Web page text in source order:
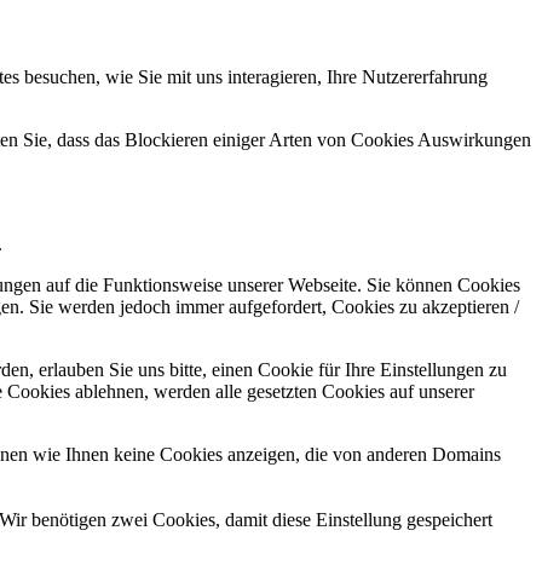
besuchen, wie Sie mit uns interagieren, Ihre Nutzererfahrung
Sie, dass das Blockieren einiger Arten von Cookies Auswirkungen
auf die Funktionsweise unserer Webseite. Sie können Cookies
Sie werden jedoch immer aufgefordert, Cookies zu akzeptieren /
erlauben Sie uns bitte, einen Cookie für Ihre Einstellungen zu
ablehnen, werden alle gesetzten Cookies auf unserer
wie Ihnen keine Cookies anzeigen, die von anderen Domains
benötigen zwei Cookies, damit diese Einstellung gespeichert